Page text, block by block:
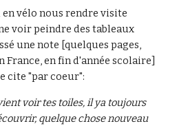
en vélo nous rendre visite
voir peindre des tableaux
une note [quelques pages,
France, en fin d'année scolaire]
cite "par coeur":
voir tes toiles, il ya toujours
quelque chose nouveau